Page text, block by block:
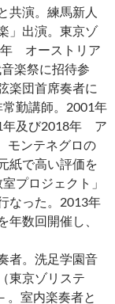
共演。練馬新人
」出演。東京ゾ
年 オーストリア
楽祭に招待参
楽団首席奏者に
勤講師。2001年
年及び2018年 ア
モンテネグロの
紙で高い評価を
プロジェクト」
なった。2013年
年数回開催し、
者。洗足学園音
東京ゾリステ
。室内楽奏者と